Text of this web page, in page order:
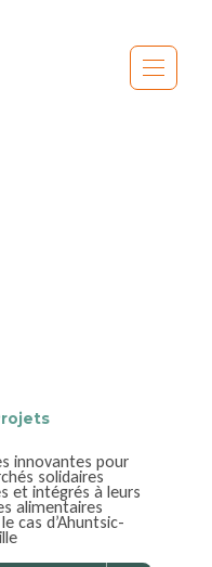
innovantes pour
solidaires
et intégrés à leurs
alimentaires
cas d’Ahuntsic-